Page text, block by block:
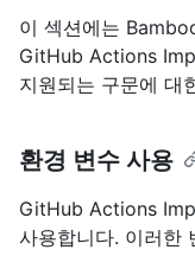
이 섹션에는
GitHub Actions
지원되는 구문에 대
환경 변수 사용
GitHub Actions
사용합니다. 이러한